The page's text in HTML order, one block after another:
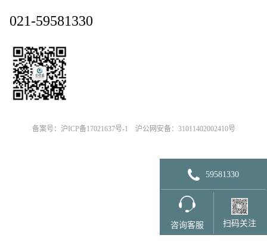
59581330
咨询客服 扫码关注
021-59581330
备案号：沪ICP备17021637号-1 沪公网安备：31011402002410号